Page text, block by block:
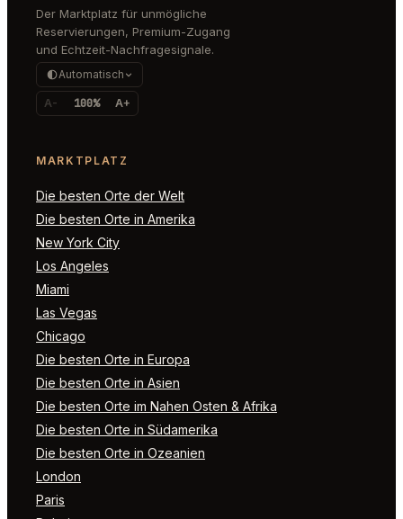
Der Marktplatz für unmögliche
Reservierungen, Premium-Zugang
und Echtzeit-Nachfragesignale.
Automatisch
A- 100% A+
MARKTPLATZ
Die besten Orte der Welt
Die besten Orte in Amerika
New York City
Los Angeles
Miami
Las Vegas
Chicago
Die besten Orte in Europa
Die besten Orte in Asien
Die besten Orte im Nahen Osten & Afrika
Die besten Orte in Südamerika
Die besten Orte in Ozeanien
London
Paris